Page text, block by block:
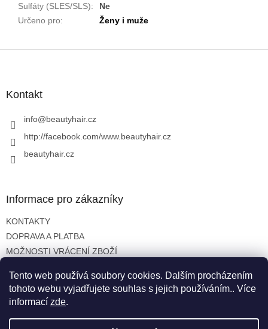
Tento web používá soubory cookies. Dalším procházením
tohoto webu vyjadřujete souhlas s jejich používáním.. Více
informací zde.
Sulfáty (SLES/SLS):
Ne
Určeno pro: Ženy i muže
Kontakt
info@beautyhair.cz
http://facebook.com/www.beautyhair.cz
beautyhair.cz
Informace pro zákazníky
KONTAKTY
DOPRAVA A PLATBA
MOŽNOSTI VRÁCENÍ ZBOŽÍ
OCHRANA OSOBNÍCH ÚDAJŮ